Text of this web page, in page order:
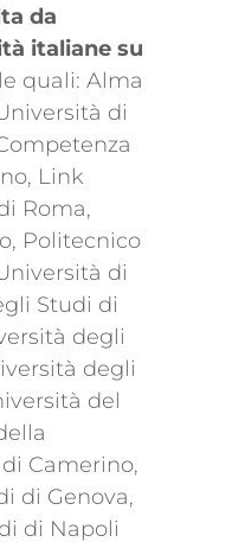
da
italiane su
quali: Alma
di
Link
Roma,
Politecnico
di
Studi di
degli
degli
del
Camerino,
di Genova,
di Napoli